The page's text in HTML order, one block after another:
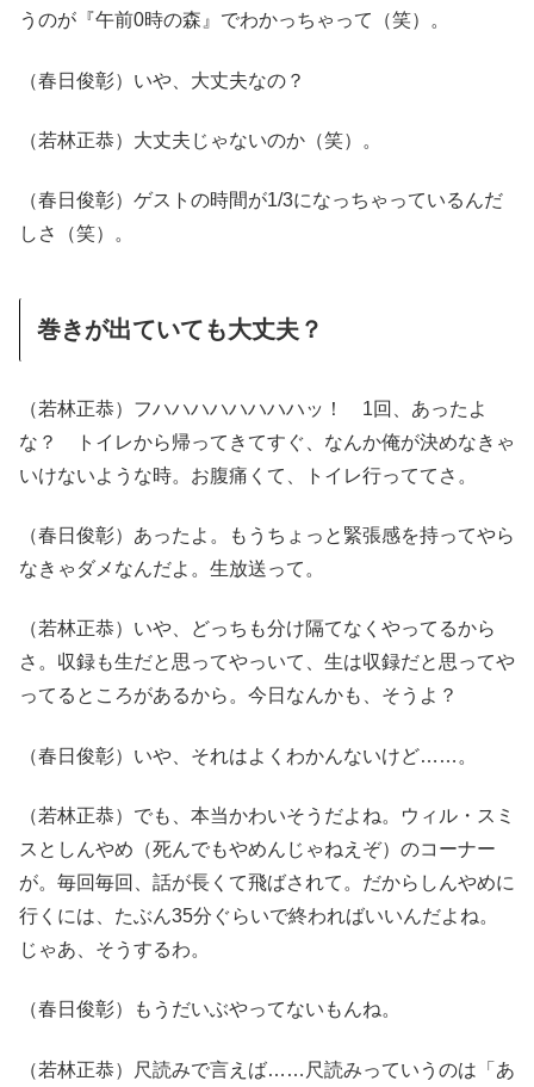
うのが『午前0時の森』でわかっちゃって（笑）。
（春日俊彰）いや、大丈夫なの？
（若林正恭）大丈夫じゃないのか（笑）。
（春日俊彰）ゲストの時間が1/3になっちゃっているんだ
しさ（笑）。
巻きが出ていても大丈夫？
（若林正恭）フハハハハハハハハッ！ 1回、あったよ
な？ トイレから帰ってきてすぐ、なんか俺が決めなきゃ
いけないような時。お腹痛くて、トイレ行っててさ。
（春日俊彰）あったよ。もうちょっと緊張感を持ってやら
なきゃダメなんだよ。生放送って。
（若林正恭）いや、どっちも分け隔てなくやってるから
さ。収録も生だと思ってやっいて、生は収録だと思ってや
ってるところがあるから。今日なんかも、そうよ？
（春日俊彰）いや、それはよくわかんないけど……。
（若林正恭）でも、本当かわいそうだよね。ウィル・スミ
スとしんやめ（死んでもやめんじゃねえぞ）のコーナー
が。毎回毎回、話が長くて飛ばされて。だからしんやめに
行くには、たぶん35分ぐらいで終わればいいんだよね。
じゃあ、そうするわ。
（春日俊彰）もうだいぶやってないもんね。
（若林正恭）尺読みで言えば……尺読みっていうのは「あ